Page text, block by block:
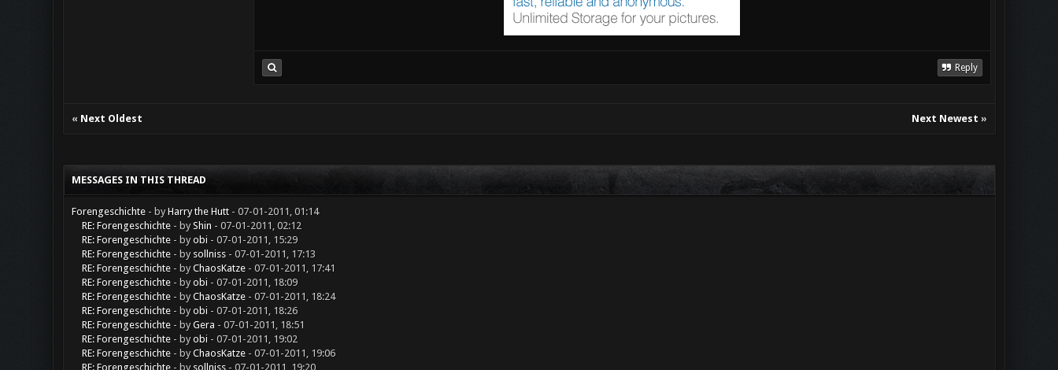
Reply
« Next Oldest Next Newest »
MESSAGES IN THIS THREAD
Forengeschichte - byHarry the Hutt- 07-01-2011, 01:14
RE: Forengeschichte - byShin - 07-01-2011, 02:12
RE: Forengeschichte - byobi- 07-01-2011, 15:29
RE: Forengeschichte - by sollniss- 07-01-2011, 17:13
RE: Forengeschichte - byChaosKatze- 07-01-2011, 17:41
RE: Forengeschichte - byobi- 07-01-2011, 18:09
RE: Forengeschichte - byChaosKatze- 07-01-2011, 18:24
RE: Forengeschichte - byobi- 07-01-2011, 18:26
RE: Forengeschichte - byGera - 07-01-2011, 18:51
RE: Forengeschichte - byobi- 07-01-2011, 19:02
RE: Forengeschichte - byChaosKatze- 07-01-2011, 19:06
RE: Forengeschichte - by sollniss- 07-01-2011, 19:20